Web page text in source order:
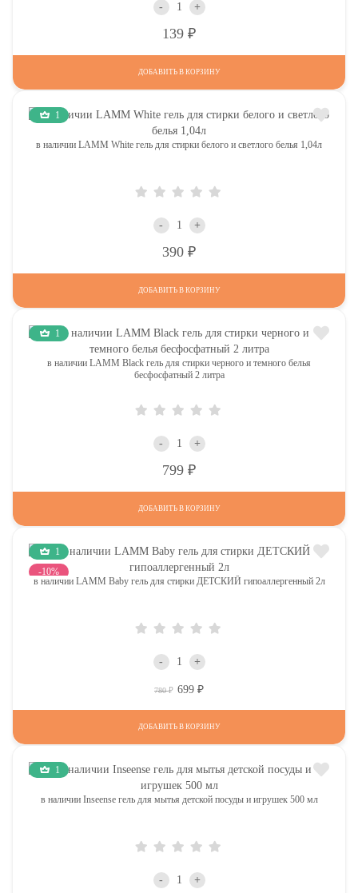
- +
139
ДОБАВИТЬ В КОРЗИНУ
1
в наличии LAMM White гель для стирки белого и светлого белья 1,04л
- +
390
ДОБАВИТЬ В КОРЗИНУ
1
в наличии LAMM Black гель для стирки черного и темного белья
бесфосфатный 2 литра
- +
799
ДОБАВИТЬ В КОРЗИНУ
1
-10%
в наличии LAMM Baby гель для стирки ДЕТСКИЙ гипоаллергенный 2л
- +
780Р 699 Р
ДОБАВИТЬ В КОРЗИНУ
1
в наличии Inseense гель для мытья детской посуды и игрушек 500 мл
- +